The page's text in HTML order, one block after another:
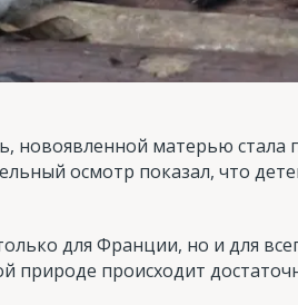
новоявленной матерью стала
осмотр показал, что
для Франции, но и для
природе происходит